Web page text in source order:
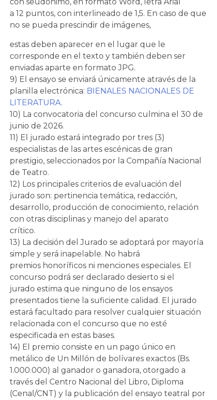
con seudónimo, en formato Word, letra Arial
a 12 puntos, con interlineado de 1,5. En caso de que
no se pueda prescindir de imágenes,
estas deben aparecer en el lugar que le
corresponde en el texto y también deben ser
enviadas aparte en formato JPG.
9) El ensayo se enviará únicamente através de la
planilla electrónica: BIENALES NACIONALES DE
LITERATURA.
10) La convocatoria del concurso culmina el 30 de
junio de 2026.
11) El jurado estará integrado por tres (3)
especialistas de las artes escénicas de gran
prestigio, seleccionados por la Compañía Nacional
de Teatro.
12) Los principales criterios de evaluación del
jurado son: pertinencia temática, redacción,
desarrollo, producción de conocimiento, relación
con otras disciplinas y manejo del aparato
crítico.
13) La decisión del Jurado se adoptará por mayoría
simple y será inapelable. No habrá
premios honoríficos ni menciones especiales. El
concurso podrá ser declarado desierto si el
jurado estima que ninguno de los ensayos
presentados tiene la suficiente calidad. El jurado
estará facultado para resolver cualquier situación
relacionada con el concurso que no esté
especificada en estas bases.
14) El premio consiste en un pago único en
metálico de Un Millón de bolívares exactos (Bs.
1.000.000) al ganador o ganadora, otorgado a
través del Centro Nacional del Libro, Diploma
(Cenal/CNT) y la publicación del ensayo teatral por